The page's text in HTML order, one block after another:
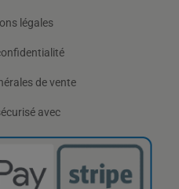
légales
de vente
avec